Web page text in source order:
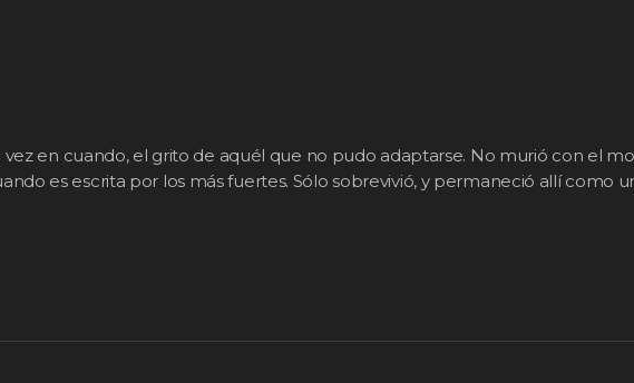
vez en cuando, el grito de aquél que no pudo adaptarse. No murió con el
es escrita por los más fuertes. Sólo sobrevivió, y permaneció allí como